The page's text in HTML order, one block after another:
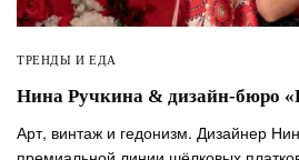
ТРЕНДЫ И ЕДА
Нина Ручкина & дизайн-бюро
Арт, винтаж и гедонизм. Дизайнер